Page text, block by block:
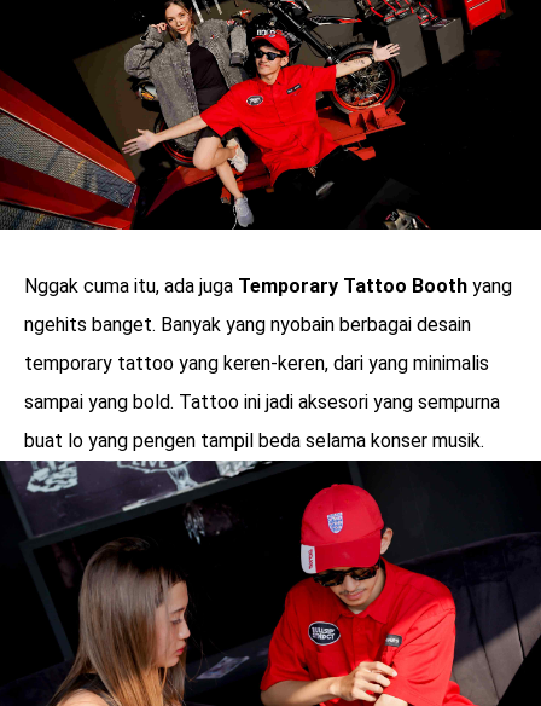
Nggak cuma itu, ada juga Temporary Tattoo Booth yang
ngehits banget. Banyak yang nyobain berbagai desain
temporary tattoo yang keren-keren, dari yang minimalis
sampai yang bold. Tattoo ini jadi aksesori yang sempurna
buat lo yang pengen tampil beda selama konser musik.